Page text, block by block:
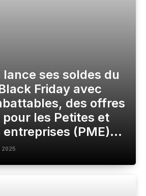
ses soldes du
Friday avec
des offres
les Petites et
(PME)...
2025